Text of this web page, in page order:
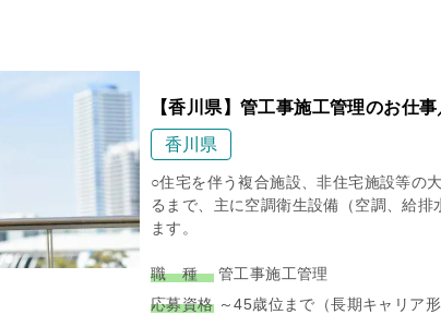
【香川県】管工事施工管理のお仕
香川県
○住宅を伴う複合施設、非住宅施設等の
るまで、主に空調衛生設備（空調、給
ます。
職 種管工事施工管理
応募資格～45歳位まで（長期キャリア形